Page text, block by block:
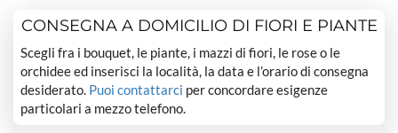
CONSEGNA A DOMICILIO DI FIORI E PIANTE
Scegli fra i bouquet, le piante, i mazzi di fiori, le rose o le
orchidee ed inserisci la località, la data e l’orario di consegna
desiderato. Puoi contattarci per concordare esigenze
particolari a mezzo telefono.